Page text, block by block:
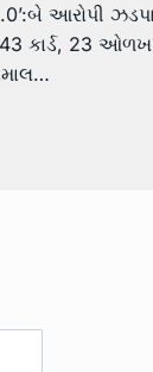
આરોપી
43 કાર્ડ, 23